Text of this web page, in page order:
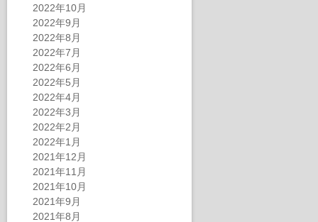
2022年10月
2022年9月
2022年8月
2022年7月
2022年6月
2022年5月
2022年4月
2022年3月
2022年2月
2022年1月
2021年12月
2021年11月
2021年10月
2021年9月
2021年8月